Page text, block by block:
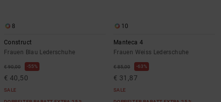
8
Construct
Frauen Blau Lederschuhe
€ 90,00 55%
€ 40,50
SALE
10
Manteca 4
Frauen Weiss Lederschuhe
€ 85,00 63%
€ 31,87
SALE